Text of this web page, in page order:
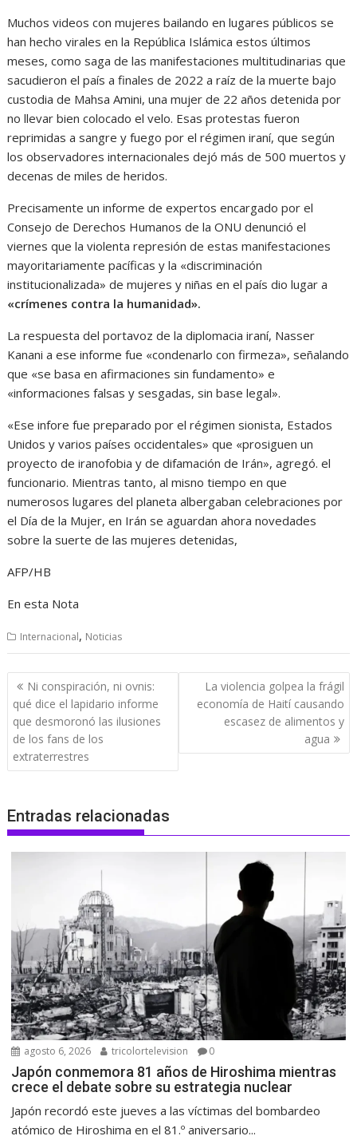
Muchos videos con mujeres bailando en lugares públicos se
han hecho virales en la República Islámica estos últimos
meses, como saga de las manifestaciones multitudinarias que
sacudieron el país a finales de 2022 a raíz de la muerte bajo
custodia de Mahsa Amini, una mujer de 22 años detenida por
no llevar bien colocado el velo. Esas protestas fueron
reprimidas a sangre y fuego por el régimen iraní, que según
los observadores internacionales dejó más de 500 muertos y
decenas de miles de heridos.
Precisamente un informe de expertos encargado por el
Consejo de Derechos Humanos de la ONU denunció el
viernes que la violenta represión de estas manifestaciones
mayoritariamente pacíficas y la «discriminación
institucionalizada» de mujeres y niñas en el país dio lugar a
«crímenes contra la humanidad».
La respuesta del portavoz de la diplomacia iraní, Nasser
Kanani a ese informe fue «condenarlo con firmeza», señalando
que «se basa en afirmaciones sin fundamento» e
«informaciones falsas y sesgadas, sin base legal».
«Ese infore fue preparado por el régimen sionista, Estados
Unidos y varios países occidentales» que «prosiguen un
proyecto de iranofobia y de difamación de Irán», agregó. el
funcionario. Mientras tanto, al misno tiempo en que
numerosos lugares del planeta albergaban celebraciones por
el Día de la Mujer, en Irán se aguardan ahora novedades
sobre la suerte de las mujeres detenidas,
AFP/HB
En esta Nota
Internacional, Noticias
Navegación
de
entradas
Ni conspiración, ni ovnis:
qué dice el lapidario informe
que desmoronó las ilusiones
de los fans de los
extraterrestres
La violencia golpea la frágil
economía de Haití causando
escasez de alimentos y
agua
Entradas relacionadas
agosto 6, 2026 tricolortelevision 0
Japón conmemora 81 años de Hiroshima mientras
crece el debate sobre su estrategia nuclear
Japón recordó este jueves a las víctimas del bombardeo
atómico de Hiroshima en el 81.º aniversario...